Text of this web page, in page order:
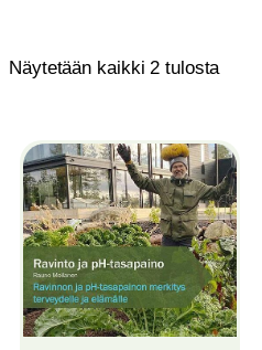
Näytetään kaikki 2 tulostaSorted